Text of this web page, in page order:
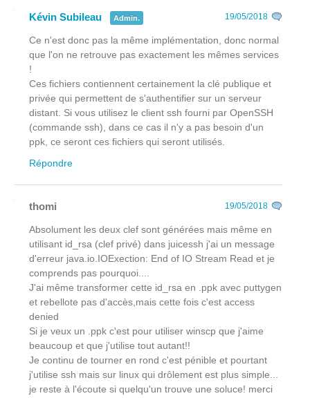
Kévin Subileau Admin. 19/05/2018
Ce n'est donc pas la même implémentation, donc normal
que l'on ne retrouve pas exactement les mêmes services
!
Ces fichiers contiennent certainement la clé publique et
privée qui permettent de s'authentifier sur un serveur
distant. Si vous utilisez le client ssh fourni par OpenSSH
(commande ssh), dans ce cas il n'y a pas besoin d'un
ppk, ce seront ces fichiers qui seront utilisés.
Répondre
thomi 19/05/2018
Absolument les deux clef sont générées mais même en
utilisant id_rsa (clef privé) dans juicessh j'ai un message
d'erreur java.io.IOExection: End of IO Stream Read et je
comprends pas pourquoi....
J'ai même transformer cette id_rsa en .ppk avec puttygen
et rebellote pas d'accès,mais cette fois c'est access
denied
Si je veux un .ppk c'est pour utiliser winscp que j'aime
beaucoup et que j'utilise tout autant!!
Je continu de tourner en rond c'est pénible et pourtant
j'utilise ssh mais sur linux qui drôlement est plus simple...
je reste à l'écoute si quelqu'un trouve une soluce! merci